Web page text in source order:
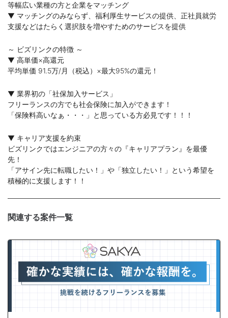
等幅広い業種の方と企業をマッチング
▼ マッチングのみならず、福利厚生サービスの提供、正社員就労
支援などはたらく選択肢を増やすためのサービスを提供
～ ビズリンクの特徴 ～
▼ 高単価×高還元
平均単価 91.5万/月（税込）×最大95%の還元！
▼ 業界初の「社保加入サービス」
フリーランスの方でも社会保険に加入ができます！
「保険料高いなぁ・・・」と思っている方必見です！！！
▼ キャリア支援を約束
ビズリンクではエンジニアの方々の『キャリアプラン』を最優
先！
「アサイン先に転職したい！」や「独立したい！」という希望を
積極的に支援します！！
関連する案件一覧